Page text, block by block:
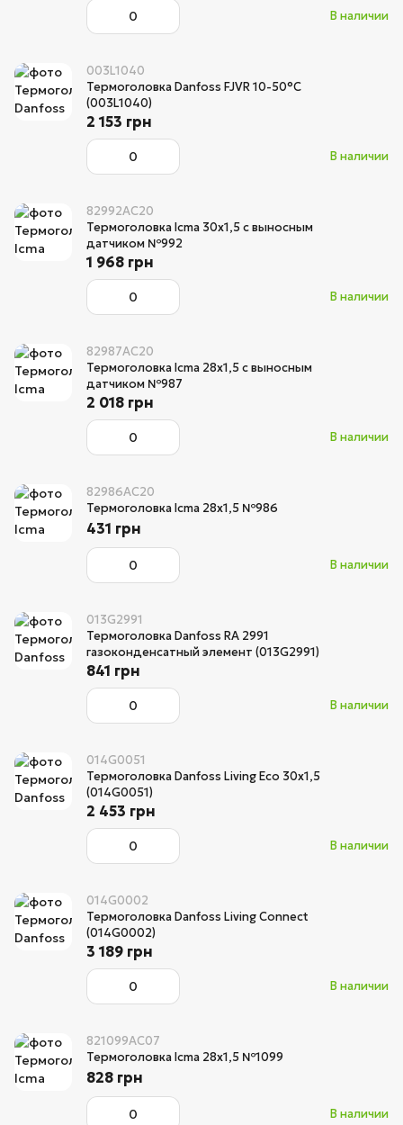
В наличии
003L1040
Термоголовка Danfoss FJVR 10-50°С
(003L1040)
В наличии
2 153 грн
82992AC20
Термоголовка Icma 30х1,5 с выносным
датчиком №992
В наличии
1 968 грн
82987AC20
Термоголовка Icma 28х1,5 с выносным
датчиком №987
В наличии
2 018 грн
82986AC20
Термоголовка Icma 28х1,5 №986
В наличии
431 грн
013G2991
Термоголовка Danfoss RA 2991
газоконденсатный элемент (013G2991)
В наличии
841 грн
014G0051
Термоголовка Danfoss Living Eco 30x1,5
(014G0051)
В наличии
2 453 грн
014G0002
Термоголовка Danfoss Living Connect
(014G0002)
В наличии
3 189 грн
821099AC07
Термоголовка Icma 28х1,5 №1099
В наличии
828 грн